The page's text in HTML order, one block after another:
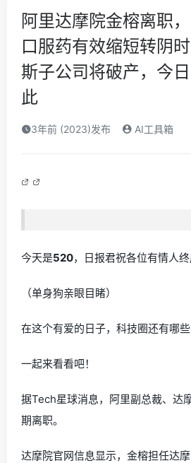
阿里达摩院金榕离职
口服药有效缩短转阴
斯子公司将破产，今
此
3年前 (2023)发布 AI工具箱
今天是520，日报君祝各位有情人终
（单身狗亲眼目睹）
在这个有爱的日子，科技圈还有哪些
一起来看看吧！
据Tech星球消息，阿里副总裁、达
期离职。
达摩院官网信息显示，金榕担任达